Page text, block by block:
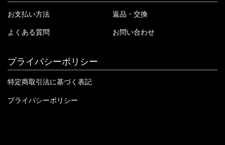
お支払い方法
返品・交換
よくある質問
お問い合わせ
プライバシーポリシー
特定商取引法に基づく表記
プライバシーポリシー